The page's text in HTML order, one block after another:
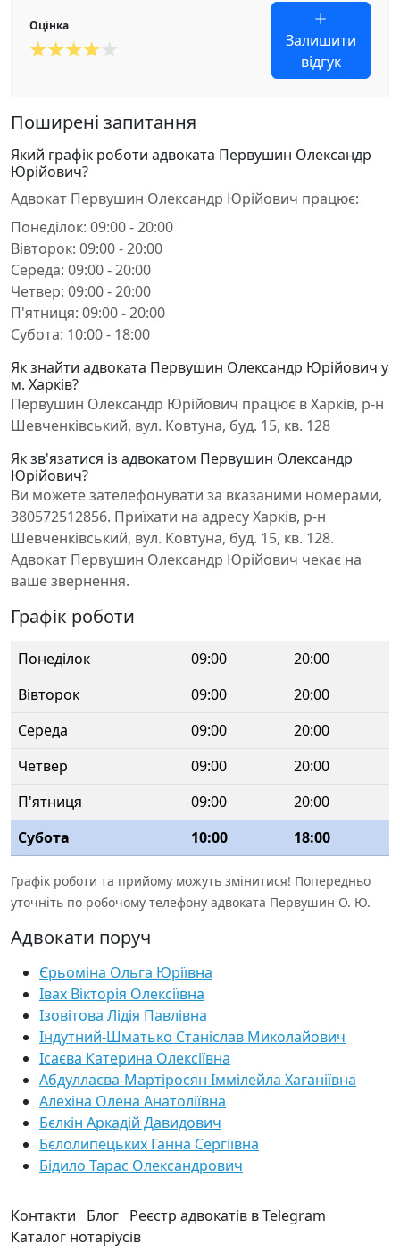
Оцінка
Залишити
відгук
Поширені запитання
Який графік роботи адвоката Первушин Олександр
Юрійович?
Адвокат Первушин Олександр Юрійович працює:
Понеділок: 09:00 - 20:00
Вівторок: 09:00 - 20:00
Середа: 09:00 - 20:00
Четвер: 09:00 - 20:00
П'ятниця: 09:00 - 20:00
Субота: 10:00 - 18:00
Як знайти адвоката Первушин Олександр Юрійович у
м. Харків?
Первушин Олександр Юрійович працює в Харків, р-н
Шевченківський, вул. Ковтуна, буд. 15, кв. 128
Як зв'язатися із адвокатом Первушин Олександр
Юрійович?
Ви можете зателефонувати за вказаними номерами,
380572512856. Приїхати на адресу Харків, р-н
Шевченківський, вул. Ковтуна, буд. 15, кв. 128.
Адвокат Первушин Олександр Юрійович чекає на
ваше звернення.
Графік роботи
Понеділок 09:00
20:00
Вівторок
09:00
20:00
Середа
09:00
20:00
Четвер
09:00
20:00
П'ятниця
09:00
20:00
Субота
10:00 18:00
Графік роботи та прийому можуть змінитися! Попередньо
уточніть по робочому телефону адвоката Первушин О. Ю.
Адвокати поруч
Єрьоміна Ольга Юріївна
Івах Вікторія Олексіївна
Ізовітова Лідія Павлівна
Індутний-Шматько Станіслав Миколайович
Ісаєва Катерина Олексіївна
Абдуллаєва-Мартіросян Іммілейла Хаганіївна
Алехіна Олена Анатоліївна
Бєлкін Аркадій Давидович
Бєлолипецьких Ганна Сергіївна
Бідило Тарас Олександрович
Контакти Блог Реєстр адвокатів в Telegram
Каталог нотаріусів